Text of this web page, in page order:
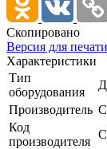
Скопировано
Версия для печати
Характеристики
Тип
оборудования
Производитель
Код
производителя